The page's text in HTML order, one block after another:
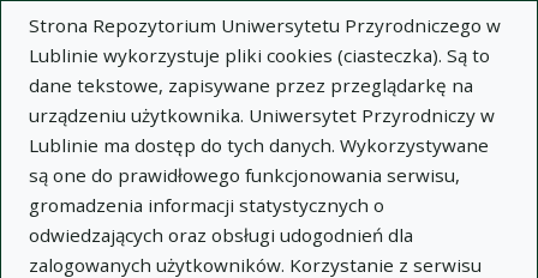
Strona Repozytorium Uniwersytetu Przyrodniczego w
Lublinie wykorzystuje pliki cookies (ciasteczka). Są to
dane tekstowe, zapisywane przez przeglądarkę na
urządzeniu użytkownika. Uniwersytet Przyrodniczy w
Lublinie ma dostęp do tych danych. Wykorzystywane
są one do prawidłowego funkcjonowania serwisu,
gromadzenia informacji statystycznych o
odwiedzających oraz obsługi udogodnień dla
zalogowanych użytkowników. Korzystanie z serwisu
×
Opis Notatki
Autor:
Janusz Lipecki
Justyna Wieniarska
Jan Selwa